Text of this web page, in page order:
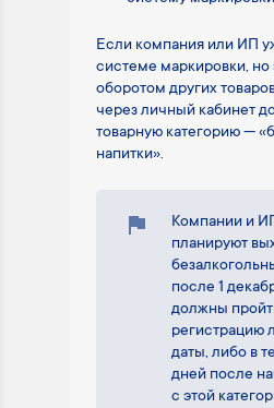
Если компания или ИП
системе маркировки, но
оборотом других
через личный кабинет
товарную категорию —
напитки».
Компании и
планируют
после 1
должны
регистрацию
даты, либо в
дней после
с этой